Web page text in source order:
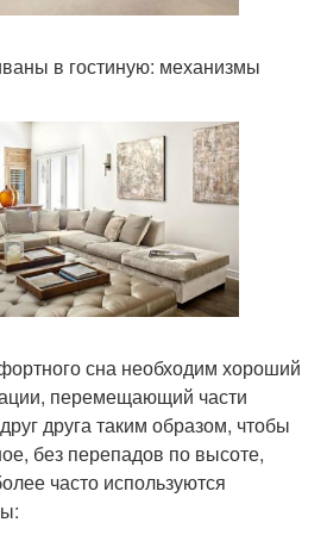
в гостиную: механизмы
сна необходим хороший
перемещающий части
друга таким образом, чтобы
без перепадов по высоте,
часто используются